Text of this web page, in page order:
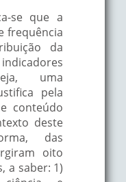
se que a
frequência
da
uma
pela
conteúdo
deste
das
oito
a saber: 1)